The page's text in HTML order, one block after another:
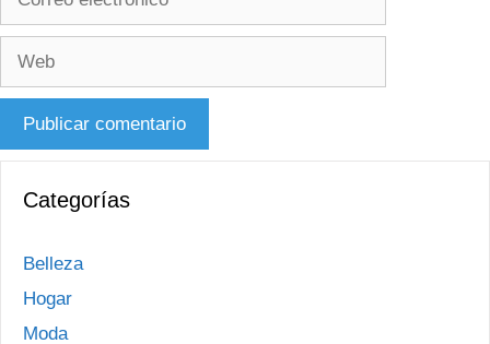
Web
Categorías
Belleza
Hogar
Moda